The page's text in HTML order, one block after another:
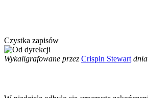
Czystka zapisów
Wykaligrafowane przez Crispin Stewart